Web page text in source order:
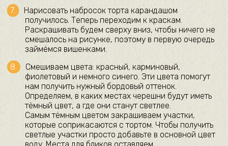
Нарисовать набросок торта карандашом
получилось. Теперь переходим к краскам.
Раскрашивать будем сверху вниз, чтобы ничего не
смешалось на рисунке, поэтому в первую очередь
займёмся вишенками.
Смешиваем цвета: красный, карминовый,
фиолетовый и немного синего. Эти цвета помогут
нам получить нужный бордовый оттенок.
Определяем, в каких местах черешни будут иметь
тёмный цвет, а где они станут светлее.
Самым тёмным цветом закрашиваем участки,
которые соприкасаются с тортом. Чтобы получить
светлые участки просто добавьте в основной цвет